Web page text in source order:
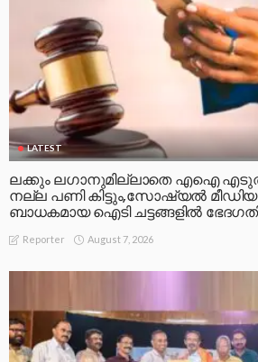
LATEST
ലക്കും ലഗാനുമില്ലാതെ എഐ
നല്ല പണി കിട്ടും,സോഷ്യല്‍
ബാധകമായ ഐടി ചട്ടങ്ങളില്‍
Reporter August 7, 2026